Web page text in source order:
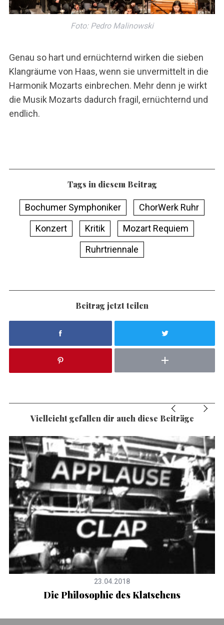
Foto: Pedro Malinowski
Genau so hart und ernüchternd wirken die sieben
Klangräume von Haas, wenn sie unvermittelt in die
Harmonik Mozarts einbrechen. Mehr denn je wirkt
die Musik Mozarts dadurch fragil, ernüchternd und
endlich.
Tags in diesem Beitrag
Bochumer Symphoniker
ChorWerk Ruhr
Konzert
Kritik
Mozart Requiem
Ruhrtriennale
Beitrag jetzt teilen
Vielleicht gefallen dir auch diese Beiträge
23.04.2018
Die Philosophie des Klatschens